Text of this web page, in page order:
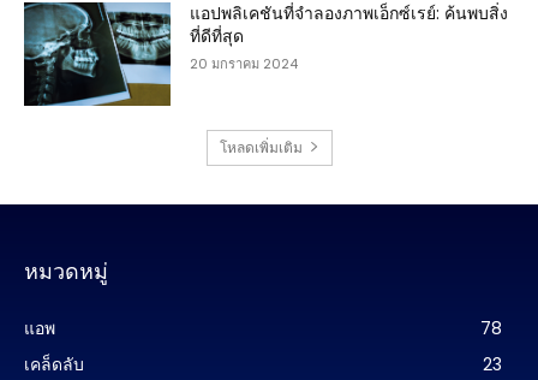
แอปพลิเคชันที่จำลองภาพเอ็กซ์เรย์: ค้นพบสิ่ง
ที่ดีที่สุด
20 มกราคม 2024
โหลดเพิ่มเติม
หมวดหมู่
แอพ
78
เคล็ดลับ
23